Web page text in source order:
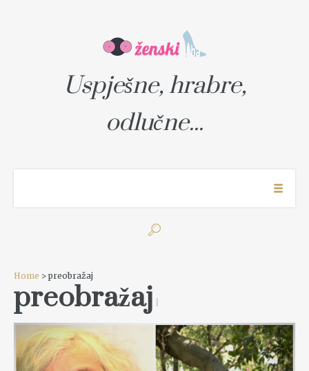
Uspješne, hrabre,
odlučne...
Home > preobražaj
preobražaj 1